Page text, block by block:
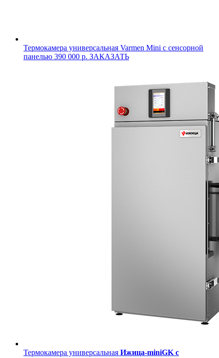
Термокамера универсальная Varmen Mini с сенсорной
панелью 390 000 р. ЗАКАЗАТЬ
Термокамера универсальная Ижица-miniGK с